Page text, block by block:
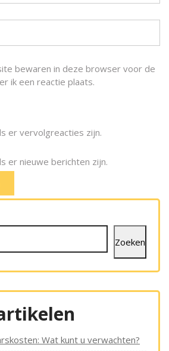
bewaren in deze browser voor de
ik een reactie plaats.
er vervolgreacties zijn.
er nieuwe berichten zijn.
Zoeken
Wat kunt u verwachten?